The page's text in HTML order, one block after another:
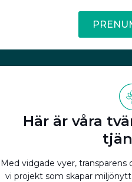
Här är våra
Med vidgade vyer,
vi projekt som skapar